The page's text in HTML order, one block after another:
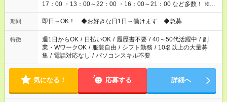
17：00 ・13：00～22：00 ・16：00～21：00 など多数！ ※お
仕事により勤務時間が異なります
期間 即日～OK！ ◆お好きな日1日～働けます ◆急募
特徴 週1日からOK / 日払いOK / 履歴書不要 / 40～50代活躍中 / 副
業・WワークOK / 服装自由 / シフト勤務 / 10名以上の大量募
集 / 電話対応なし / パソコンスキル不要
気になる！ 応募する 詳細へ